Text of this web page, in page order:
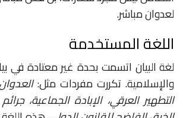
لعدوان مباشر.
اللغة المستخدمة
لغة البيان اتسمت بحدة غير معتادة في
والإسلامية. تكررت مفردات مثل:
التطهير العرقي، الإبادة الجماعية،